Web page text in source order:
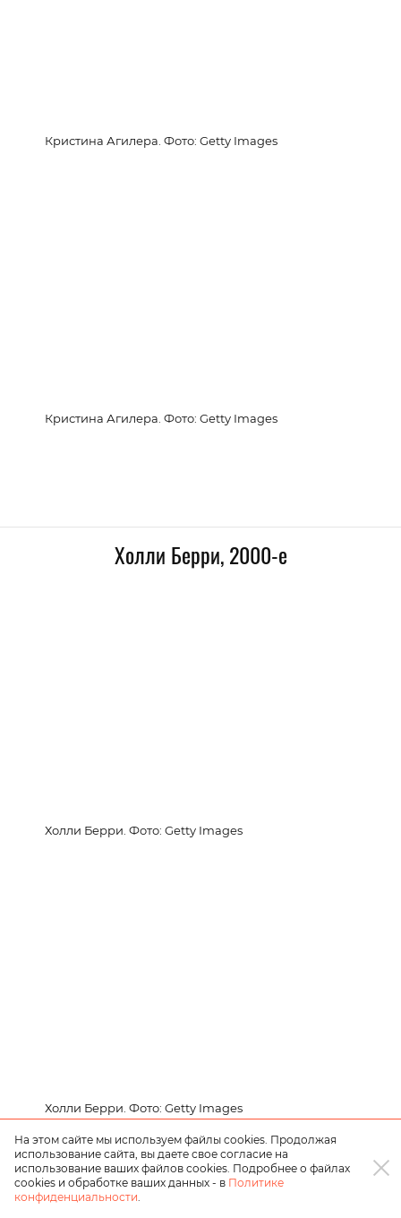
Кристина Агилера. Фото: Getty Images
Кристина Агилера. Фото: Getty Images
Холли Берри, 2000-е
Холли Берри. Фото: Getty Images
Холли Берри. Фото: Getty Images
На этом сайте мы используем файлы cookies. Продолжая
использование сайта, вы даете свое согласие на
использование ваших файлов cookies. Подробнее о файлах
cookies и обработке ваших данных - в Политике
конфиденциальности.